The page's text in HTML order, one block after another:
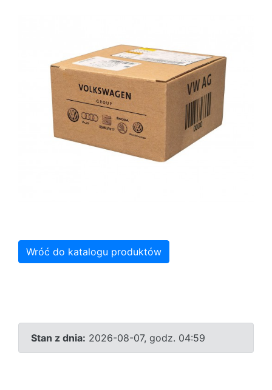
Wróć do katalogu produktów
Stan z dnia: 2026-08-07, godz. 04:59